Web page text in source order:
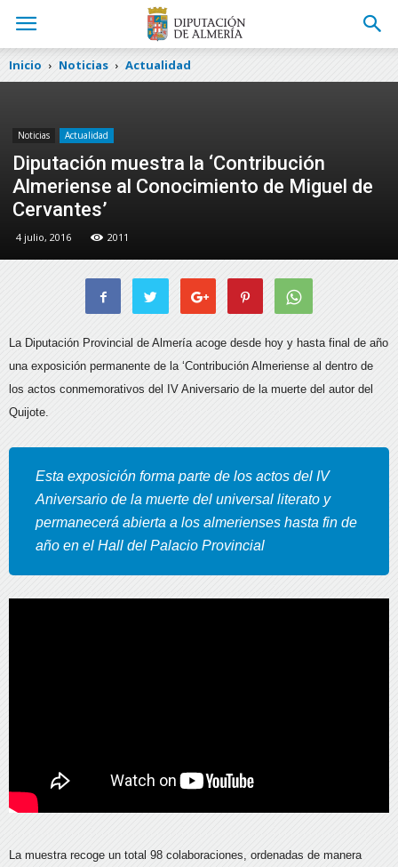
Inicio Noticias Actualidad
Noticias Actualidad
Diputación muestra la ‘Contribución
Almeriense al Conocimiento de Miguel de
Cervantes’
4 julio, 2016 2011
La Diputación Provincial de Almería acoge desde hoy y hasta final de año
una exposición permanente de la ‘Contribución Almeriense al dentro de
los actos conmemorativos del IV Aniversario de la muerte del autor del
Quijote.
Esta exposición forma parte de los actos del IV
Aniversario de la muerte del universal literato y
permanecerá abierta a los almerienses hasta fin de
año en el Hall del Palacio Provincial
La muestra recoge un total 98 colaboraciones, ordenadas de manera